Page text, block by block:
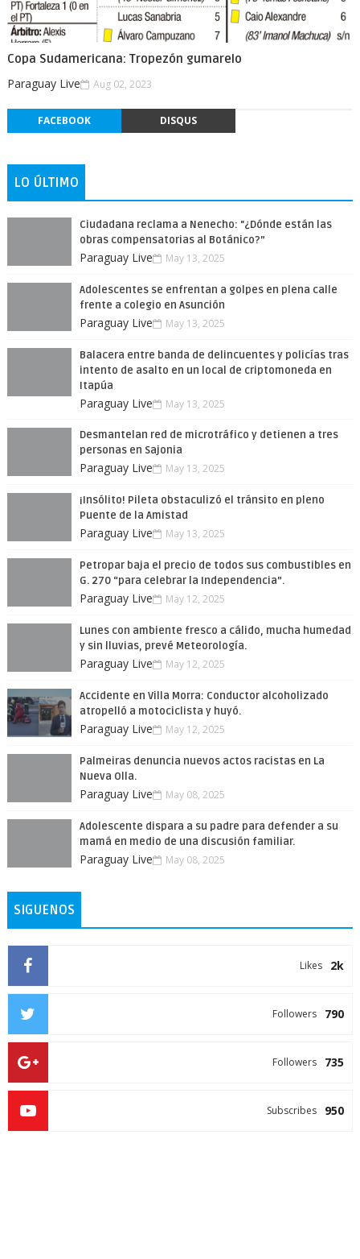
Copa Sudamericana: Tropezón gumarelo
Paraguay Live Aug 02, 2023
FACEBOOK DISQUS
LO ÚLTIMO
Ciudadana reclama a Nenecho: "¿Dónde están las
obras compensatorias al Botánico?”
Paraguay Live May 13, 2025
Adolescentes se enfrentan a golpes en plena calle
frente a colegio en Asunción
Paraguay Live May 13, 2025
Balacera entre banda de delincuentes y policías tras
intento de asalto en un local de criptomoneda en
Itapúa
Paraguay Live May 13, 2025
Desmantelan red de microtráfico y detienen a tres
personas en Sajonia
Paraguay Live May 13, 2025
¡Insólito! Pileta obstaculizó el tránsito en pleno
Puente de la Amistad
Paraguay Live May 13, 2025
Petropar baja el precio de todos sus combustibles en
G. 270 “para celebrar la Independencia”.
Paraguay Live May 12, 2025
Lunes con ambiente fresco a cálido, mucha humedad
y sin lluvias, prevé Meteorología.
Paraguay Live May 12, 2025
Accidente en Villa Morra: Conductor alcoholizado
atropelló a motociclista y huyó.
Paraguay Live May 12, 2025
Palmeiras denuncia nuevos actos racistas en La
Nueva Olla.
Paraguay Live May 08, 2025
Adolescente dispara a su padre para defender a su
mamá en medio de una discusión familiar.
Paraguay Live May 08, 2025
SIGUENOS
2k
Likes
790
Followers
735
Followers
950
Subscribes